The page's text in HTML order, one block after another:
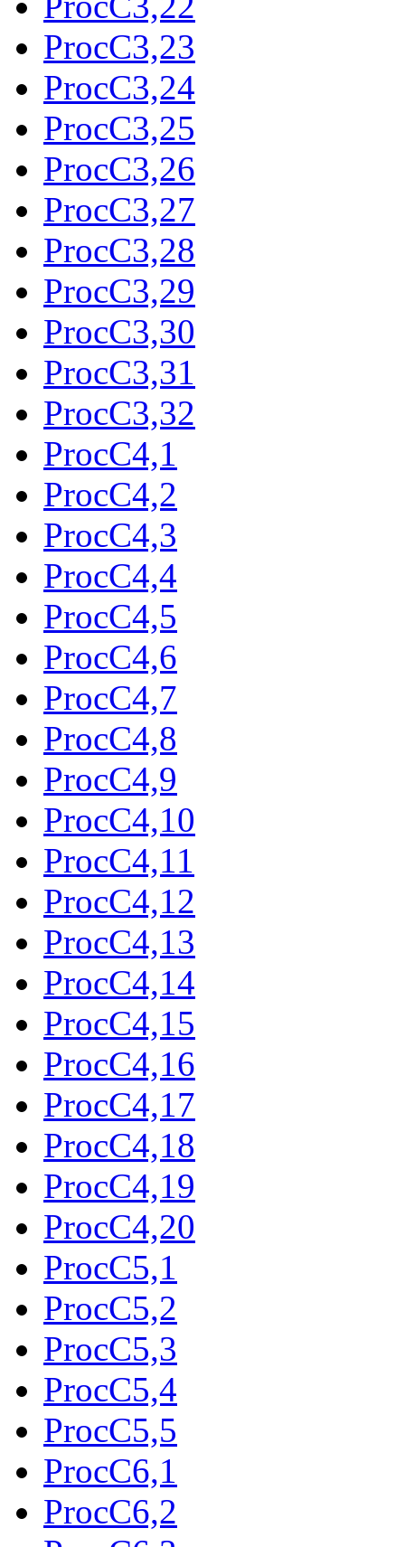
ProcC3,23
ProcC3,24
ProcC3,25
ProcC3,26
ProcC3,27
ProcC3,28
ProcC3,29
ProcC3,30
ProcC3,31
ProcC3,32
ProcC4,1
ProcC4,2
ProcC4,3
ProcC4,4
ProcC4,5
ProcC4,6
ProcC4,7
ProcC4,8
ProcC4,9
ProcC4,10
ProcC4,11
ProcC4,12
ProcC4,13
ProcC4,14
ProcC4,15
ProcC4,16
ProcC4,17
ProcC4,18
ProcC4,19
ProcC4,20
ProcC5,1
ProcC5,2
ProcC5,3
ProcC5,4
ProcC5,5
ProcC6,1
ProcC6,2